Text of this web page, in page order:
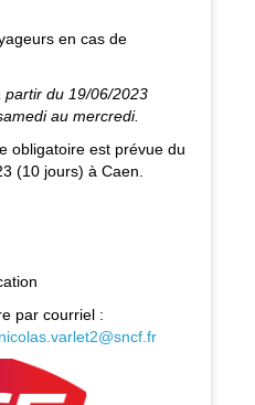
en cas de
du 19/06/2023
au mercredi.
obligatoire est prévue du
(10 jours) à Caen.
par courriel :
nicolas.varlet2@sncf.fr